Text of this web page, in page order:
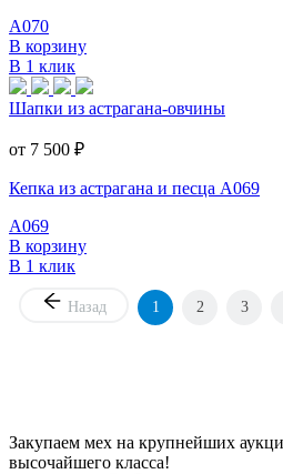
А070
В корзину
В 1 клик
Шапки из астрагана-овчины
от 7 500 ₽
Кепка из астрагана и песца А069
А069
В корзину
В 1 клик
Назад 1 2 3
Закупаем мех на крупнейших
высочайшего класса!